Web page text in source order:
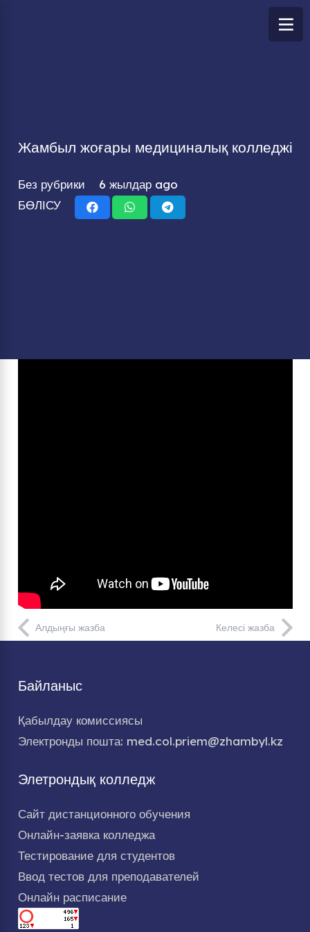
Жамбыл жоғары медициналық колледжі
Без рубрики
6 жылдар ago
БӨЛІСУ
Алдыңғы жазба Келесі жазба
Байланыс
Қабылдау комиссиясы
Электронды пошта: med.col.priem@zhambyl.kz
Элетрондық колледж
Сайт дистанционного обучения
Онлайн-заявка колледжа
Тестирование для студентов
Ввод тестов для преподавателей
Онлайн расписание